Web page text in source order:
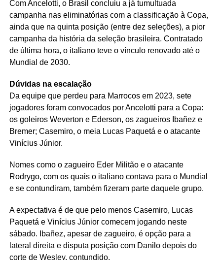
Com Ancelotti, o Brasil concluiu a já tumultuada
campanha nas eliminatórias com a classificação à Copa,
ainda que na quinta posição (entre dez seleções), a pior
campanha da história da seleção brasileira. Contratado
de última hora, o italiano teve o vínculo renovado até o
Mundial de 2030.
Dúvidas na escalação
Da equipe que perdeu para Marrocos em 2023, sete
jogadores foram convocados por Ancelotti para a Copa:
os goleiros Weverton e Ederson, os zagueiros Ibañez e
Bremer; Casemiro, o meia Lucas Paquetá e o atacante
Vinícius Júnior.
Nomes como o zagueiro Eder Militão e o atacante
Rodrygo, com os quais o italiano contava para o Mundial
e se contundiram, também fizeram parte daquele grupo.
A expectativa é de que pelo menos Casemiro, Lucas
Paquetá e Vinícius Júnior comecem jogando neste
sábado. Ibañez, apesar de zagueiro, é opção para a
lateral direita e disputa posição com Danilo depois do
corte de Wesley, contundido.